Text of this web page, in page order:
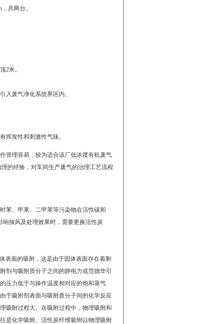
共两台。
2米。
入废气净化系统界区内。
挥发性和刺激性气味。
管理容易，较为适合该厂低浓度有机废气
的经验，对车间生产废气的治理工艺流程
苯、甲苯、二甲苯等污染物在活性碳和
抽风及处理效果时，需要更换活性炭
表面的吸附，这是由于固体表面存在着剩
剂与吸附质分子之间的静电力或范德华引
压力低于与操作温度相对应的饱和蒸气
于吸附剂表面与吸附质分子间的化学反应
吸附过程大。在吸附过程中，物理吸附和
是化学吸附。活性炭纤维吸附以物理吸附